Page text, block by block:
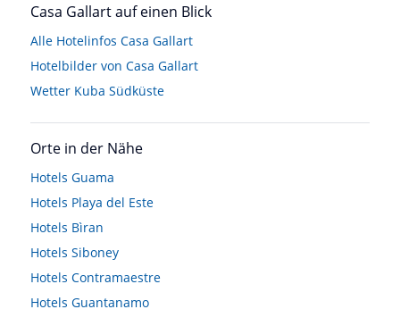
Casa Gallart auf einen Blick
Alle Hotelinfos Casa Gallart
Hotelbilder von Casa Gallart
Wetter Kuba Südküste
Orte in der Nähe
Hotels Guama
Hotels Playa del Este
Hotels Bìran
Hotels Siboney
Hotels Contramaestre
Hotels Guantanamo